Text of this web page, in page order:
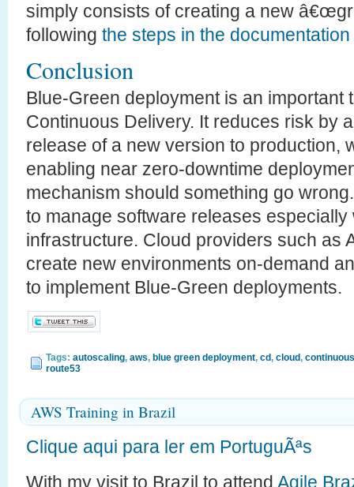
simply consists of creating a new
following the steps in the documentation
Conclusion
Blue-Green deployment is an important
Continuous Delivery. It reduces risk by
release of a new version to production,
enabling near zero-downtime
mechanism should something go
to manage software releases
infrastructure. Cloud providers such as
create new environments on-demand
to implement Blue-Green deployments.
Tags: autoscaling, aws, blue green deployment, cd, cloud,
route53
AWS Training in Brazil
Clique aqui para ler em PortuguÃªs
With my visit to Brazil to attend Agile